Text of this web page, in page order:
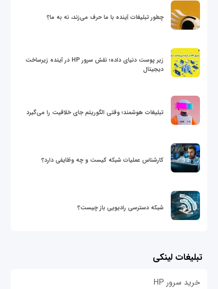
چطور تبلیغات آینده با ما حرف می‌زند، نه به ما؟
زیر پوست دنیای داده؛ نقش سرور HP در آینده زیرساخت
دیجیتال
تبلیغات هوشمند؛ وقتی الگوریتم جای خلاقیت را می‌گیرد
کارشناس عملیات شبکه کیست و چه وظایفی دارد؟
شبکه دسترسی رادیویی باز چیست؟
تبلیغات لینکی
خرید سرور HP